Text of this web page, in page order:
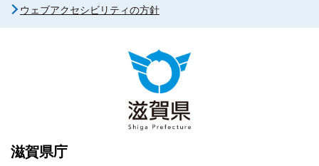
ウェブアクセシビリティの方針
滋賀県庁